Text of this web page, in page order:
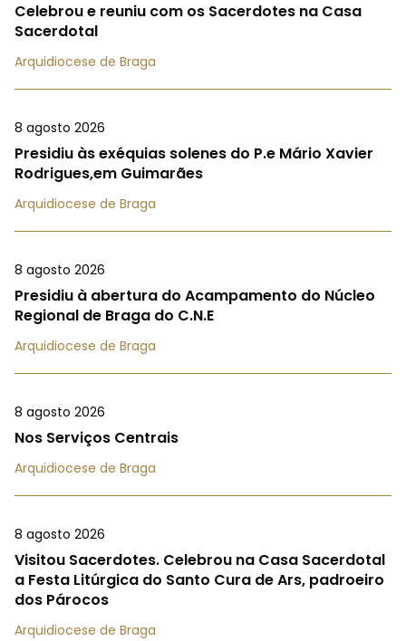
Celebrou e reuniu com os Sacerdotes na Casa
Sacerdotal
Arquidiocese de Braga
8 agosto 2026
Presidiu às exéquias solenes do P.e Mário Xavier
Rodrigues,em Guimarães
Arquidiocese de Braga
8 agosto 2026
Presidiu à abertura do Acampamento do Núcleo
Regional de Braga do C.N.E
Arquidiocese de Braga
8 agosto 2026
Nos Serviços Centrais
Arquidiocese de Braga
8 agosto 2026
Visitou Sacerdotes. Celebrou na Casa Sacerdotal
a Festa Litúrgica do Santo Cura de Ars, padroeiro
dos Párocos
Arquidiocese de Braga